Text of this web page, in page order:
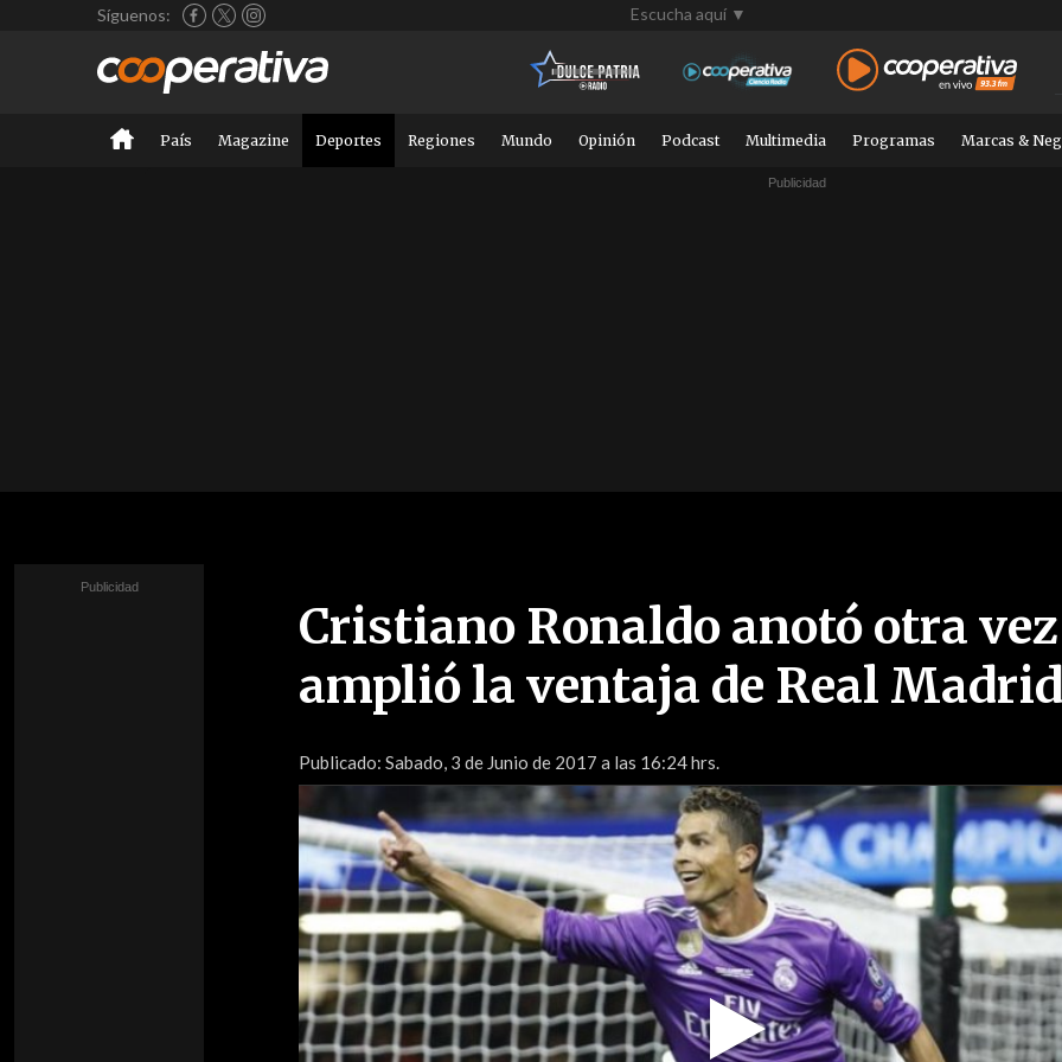
Síguenos: Escucha aquí ▼
País Magazine Deportes Regiones Mundo Opinión Podcast Multimedia Programas Marcas &
Cristiano Ronaldo anotó otra
amplió la ventaja de Real Madrid
Publicado: Sabado, 3 de Junio de 2017 a las 16:24 hrs.
Play
Video